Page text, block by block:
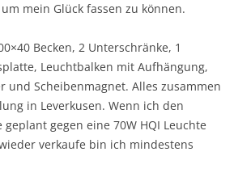
mein Glück fassen zu können.
Becken, 2 Unterschränke, 1
Leuchtbalken mit Aufhängung,
und Scheibenmagnet. Alles zusammen
in Leverkusen. Wenn ich den
gegen eine 70W HQI Leuchte
verkaufe bin ich mindestens